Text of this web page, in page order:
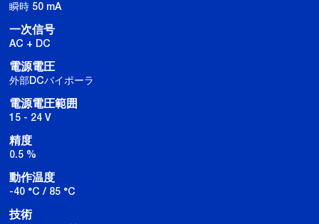
瞬時 50 mA
一次信号
AC + DC
電源電圧
外部DCバイポーラ
電源電圧範囲
15 - 24 V
精度
0.5 %
動作温度
-40 °C / 85 °C
技術